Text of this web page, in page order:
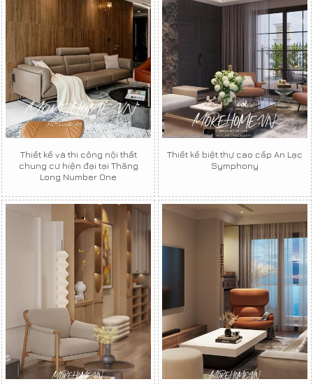
Thiết kế và thi công nội thất
chung cư hiện đại tại Thăng
Long Number One
Thiết kế biệt thự cao cấp An Lạc
Symphony